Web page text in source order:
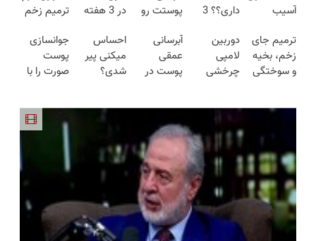
آسیب
به پوستت
رو بگیر❗
(تخفیف تا
داری؟؟ 3
محوش کن!
پوستت رو
میکنه
جوون شدی
خرید
در 3 هفته
کن!😍
ترمیم زخم
ساخت!!!
ترمیم جای
زخم، بخیه
و سوختگی
دوربین
لامپی
چرخشی
حراج شد🔥
پرداخت
درب منزل
آبرسانی
عمقی
پوست در
احساس
میکنی پیر
شدی؟
جوانسازی
پوست
صورت را با
آلمانی
تجربه کنید!